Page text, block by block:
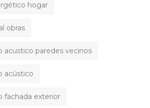
hogar
obras
acustico paredes vecinos
acústico
fachada exterior